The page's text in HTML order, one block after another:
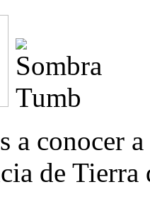
a conocer
de Tierra